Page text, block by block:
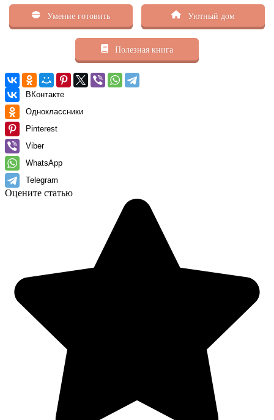
Умение готовить Уютный дом
Полезная книга
ВКонтакте
Одноклассники
Pinterest
Viber
WhatsApp
Telegram
Оцените статью